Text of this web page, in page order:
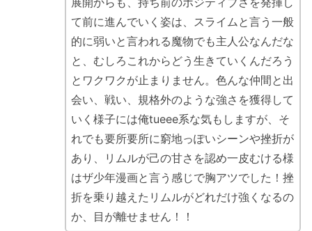
て前に進んでいく姿は、スライムと言う一般
的に弱いと言われる魔物でも主人公なんだな
と、むしろこれからどう生きていくんだろう
とワクワクが止まりません。色んな仲間と出
会い、戦い、規格外のような強さを獲得して
いく様子には俺tueee系な気もしますが、そ
れでも要所要所に窮地っぽいシーンや挫折が
あり、リムルが己の甘さを認め一皮むける様
はザ少年漫画と言う感じで胸アツでした！挫
折を乗り越えたリムルがどれだけ強くなるの
か、目が離せません！！